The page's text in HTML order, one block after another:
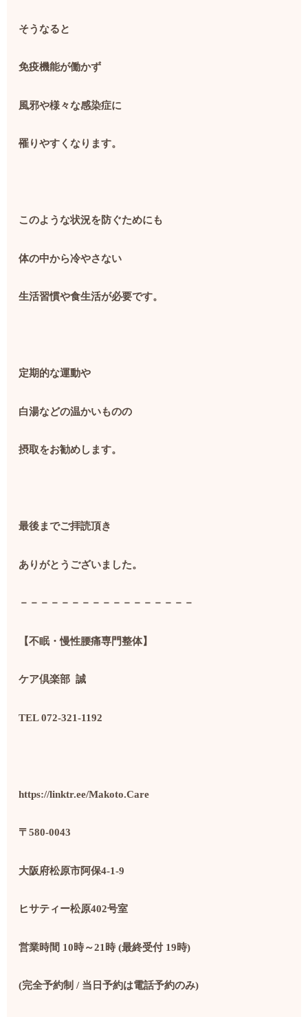
そうなると
免疫機能が働かず
風邪や様々な感染症に
罹りやすくなります。
このような状況を防ぐためにも
体の中から冷やさない
生活習慣や食生活が必要です。
定期的な運動や
白湯などの温かいものの
摂取をお勧めします。
最後までご拝読頂き
ありがとうございました。
－－－－－－－－－－－－－－－－－
【不眠・慢性腰痛専門整体】
ケア倶楽部 誠
TEL 072-321-1192
https://linktr.ee/Makoto.Care
〒580-0043
大阪府松原市阿保4-1-9
ヒサティー松原402号室
営業時間 10時～21 時 (最終受付19時)
(完全予約制 / 当日予約は電話予約のみ)